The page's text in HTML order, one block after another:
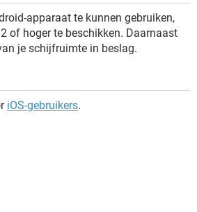
apparaat te kunnen gebruiken,
of hoger te beschikken. Daarnaast
je schijfruimte in beslag.
iOS-gebruikers.